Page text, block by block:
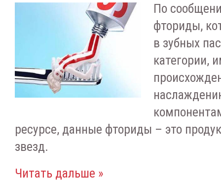
По
фториды,
в зубных
категории,
ресурсе, данные фториды – это
звезд.
Читать дальше »